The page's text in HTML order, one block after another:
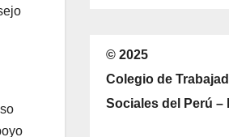
© 2025
Colegio de
Sociales del Perú –